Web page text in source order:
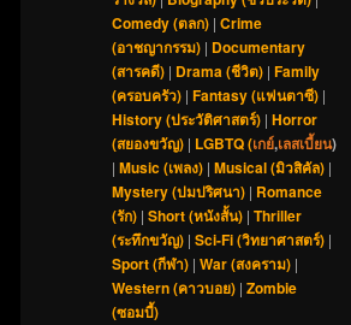
Comedy (ตลก) | Crime
(อาชญากรรม) | Documentary
(สารคดี) | Drama (ชีวิต) | Family
(ครอบครัว) | Fantasy (แฟนตาซี) |
History (ประวัติศาสตร์) | Horror
(สยองขวัญ) | LGBTQ (เกย์,เลสเบี้ยน)
| Music (เพลง) | Musical (มิวสิคัล) |
Mystery (ปมปริศนา) | Romance
(รัก) | Short (หนังสั้น) | Thriller
(ระทึกขวัญ) | Sci-Fi (วิทยาศาสตร์) |
Sport (กีฬา) | War (สงคราม) |
Western (คาวบอย) | Zombie
(ซอมบี้)